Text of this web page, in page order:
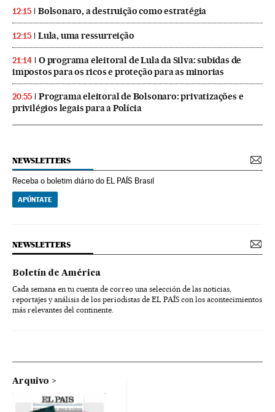
12:15 Bolsonaro, a destruição como estratégia
12:15 Lula, uma ressurreição
21:14
O programa eleitoral de Lula da Silva: subidas de
impostos para os ricos e proteção para as minorias
20:55
Programa eleitoral de Bolsonaro: privatizações e
privilégios legais para a Polícia
NEWSLETTERS
Receba o boletim diário do EL PAÍS Brasil
APÚNTATE
NEWSLETTERS
Boletín de América
Cada semana en tu cuenta de correo una selección de las noticias,
reportajes y análisis de los periodistas de EL PAÍS con los acontecimientos
más relevantes del continente.
Arquivo